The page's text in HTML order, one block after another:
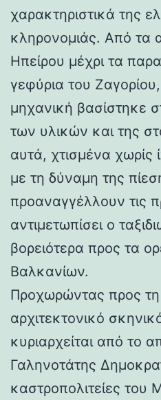
χαρακτηριστικά της
κληρονομιάς. Από τα
Ηπείρου μέχρι τα
γεφύρια του
μηχανική βασίστηκε
των υλικών και της
αυτά, χτισμένα
με τη δύναμη της
προαναγγέλλουν τις
αντιμετωπίσει ο
βορειότερα προς τα
Βαλκανίων.
Προχωρώντας προς
αρχιτεκτονικό
κυριαρχείται από το
Γαληνοτάτης
καστροπολιτείες του